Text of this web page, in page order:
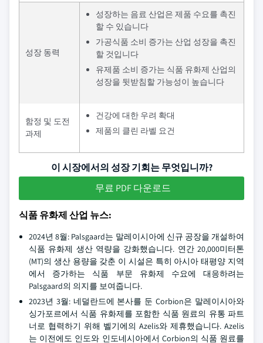
성장 동력
성장하는 음료 산업은 제품 수요를 촉진
할 수 있습니다
가공식품 소비 증가는 산업 성장을 촉진
할 것입니다
유제품 소비 증가는 식품 유화제 산업의
성장을 뒷받침할 가능성이 높습니다
함정 및 도전
과제
건강에 대한 우려 확대
제품의 클린 라벨 요건
이 시장에서의 성장 기회는 무엇입니까?
무료 PDF 다운로드
식품 유화제 산업 뉴스:
2024년 8월: Palsgaard는 말레이시아에 신규 공장을 개설하여
식품 유화제 생산 역량을 강화했습니다. 연간 20,000미터톤
(MT)의 생산 용량을 갖춘 이 시설은 특히 아시아 태평양 지역
에서 증가하는 식품 부문 유화제 수요에 대응하려는
Palsgaard의 의지를 보여줍니다.
2023년 3월: 네덜란드에 본사를 둔 Corbion은 말레이시아와
싱가포르에서 식품 유화제를 포함한 식품 원료의 유통 파트
너로 협력하기 위해 벨기에의 Azelis와 제휴했습니다. Azelis
는 이전에도 인도와 인도네시아에서 Corbion의 식품 원료를